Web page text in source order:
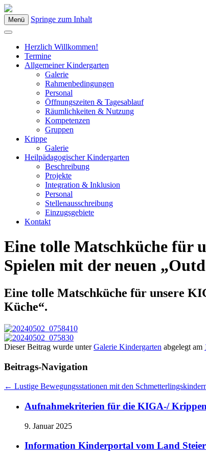
Kindergarten Bad Blumau
Menü Springe zum Inhalt
Herzlich Willkommen!
Termine
Allgemeiner Kindergarten
Galerie
Rahmenbedingungen
Personal
Öffnungszeiten & Tagesablauf
Räumlichkeiten & Nutzung
Kompetenzen
Gruppen
Krippe
Galerie
Heilpädagogischer Kindergarten
Beschreibung
Projekte
Integration & Inklusion
Personal
Stellenausschreibung
Einzugsgebiete
Kontakt
Eine tolle Matschküche für
Spielen mit der neuen
Eine tolle Matschküche für unsere
Küche“.
Dieser Beitrag wurde unterGalerie Kindergarten abgelegt am
Beitrags-Navigation
← Lustige Bewegungsstationen mit den
Aufnahmekriterien für die KIGA-/
9. Januar 2025
Information Kinderportal vom Land